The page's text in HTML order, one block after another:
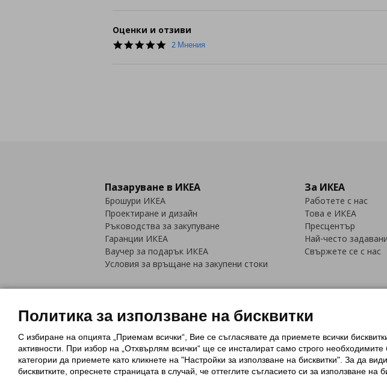
Оценки и отзиви
5.0
2 Мнения
Пазаруване в ИКЕА
Брошури ИКЕА
Проектиране и дизайн
Ръководства за закупуване
Гаранции ИКЕА
Ваучер за подарък ИКЕА
Условия за връщане на закупени стоки
За ИКЕА
Работете с нас
Това е ИКЕА
Пресцентър
Най-често
Свържете се с нас
Политика за използване на бисквитки (Cookies)Избор на
Обща политика за личните данни
Политика за защита на личните
Политика за защита на лични данни на програма IKEA Family
Политика за използване на бисквитки
С избиране на опцията „Приемам всички“, Вие се съгласявате да приемете всички
активности. При избор на „Отхвърлям всички“ ще се инсталират само строго
категории да приемете като кликнете на "Настройки за използване на бисквитки". За да
бисквитките, опреснете страницата в случай, че оттеглите съгласието си за използване на